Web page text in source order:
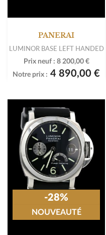
PANERAI
LUMINOR BASE LEFT HANDED
Prix neuf : 8 200,00 €
Notre prix : 4 890,00 €
-28%
NOUVEAUTÉ